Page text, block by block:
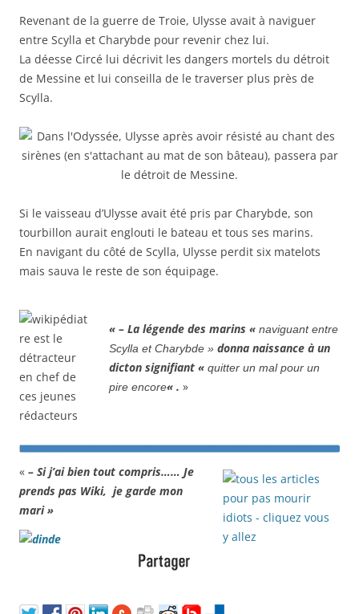
Revenant de la guerre de Troie, Ulysse avait à naviguer
entre Scylla et Charybde pour revenir chez lui.
La déesse Circé lui décrivit les dangers mortels du détroit
de Messine et lui conseilla de le traverser plus près de
Scylla.
Si le vaisseau d’Ulysse avait été pris par Charybde, son
tourbillon aurait englouti le bateau et tous ses marins.
En navigant du côté de Scylla, Ulysse perdit six matelots
mais sauva le reste de son équipage.
« – La légende des marins « naviguant entre
Scylla et Charybde » donna naissance à un
dicton signifiant « quitter un mal pour un
pire encore« . »
« – Si j’ai bien tout compris…… Je
prends pas Wiki, je garde mon
mari »